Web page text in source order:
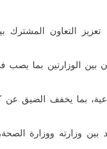
التعاون المشترك
بين الوزارتين بما
بما يخفف الضيق
بين وزارته ووزارة